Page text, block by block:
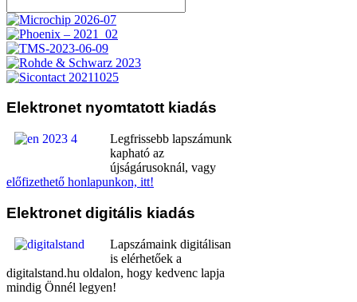
Elektronet nyomtatott kiadás
Legfrissebb lapszámunk
kapható az
újságárusoknál, vagy
előfizethető honlapunkon, itt!
Elektronet digitális kiadás
Lapszámaink digitálisan
is elérhetőek a
digitalstand.hu oldalon, hogy kedvenc lapja
mindig Önnél legyen!